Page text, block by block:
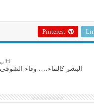
Pinterest
التالي
البشر كالماء…. وفاء الشوفي